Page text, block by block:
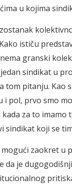
u kojima
ističu
granski
sindikat u
tom pitanju. Kao
pol, prvo smo
kada za to
sindikat koji se
mogući zaokret
da je